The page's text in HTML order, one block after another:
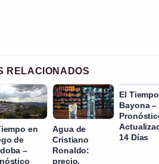
RELACIONADOS
en
de
–
Agua de
Cristiano
Ronaldo:
precio,
El
Bayona –
14 Días